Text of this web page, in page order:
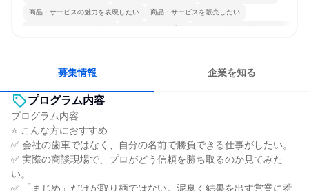
商品・サービスの魅力を表現したい 商品・サービスを販売したい
コミュニケーションが活発 チームワークを重視 長く同じ会社に居続けられる
募集情報 企業を知る
プログラム内容
プログラム内容
⭐ こんな方におすすめ
✅ 会社の歯車ではなく、自分の名前で勝負できる仕事がしたい。
✅ 実際の商談現場で、プロがどう信頼を勝ち取るのか見てみた
い。
✅ 「まじめ」だけが取り柄ではない。泥臭く結果を出す営業に惹